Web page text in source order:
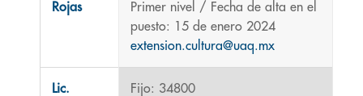
Rojas
Primer nivel / Fecha de alta en el
puesto: 15 de enero 2024
extension.cultura@uaq.mx
Lic.
Fijo: 34800